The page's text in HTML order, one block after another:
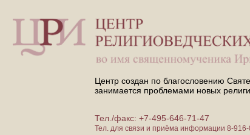
Центр создан по благословению
занимается проблемами новых
Тел./факс: +7-495-646-71-47
Тел. для связи и приёма информации 8-